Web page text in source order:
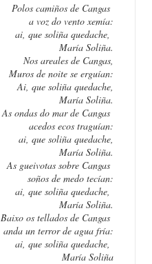
Polos camiños de Cangas
a voz do vento xemía:
ai, que soliña quedache,
María Soliña.
Nos areales de Cangas,
Muros de noite se erguían:
Ai, que soliña quedache,
María Soliña.
As ondas do mar de Cangas
acedos ecos traguían:
ai, que soliña quedache,
María Soliña.
As gueivotas sobre Cangas
soños de medo tecían:
ai, que soliña quedache,
María Soliña.
Baixo os tellados de Cangas
anda un terror de agua fría:
ai, que soliña quedache,
María Soliña